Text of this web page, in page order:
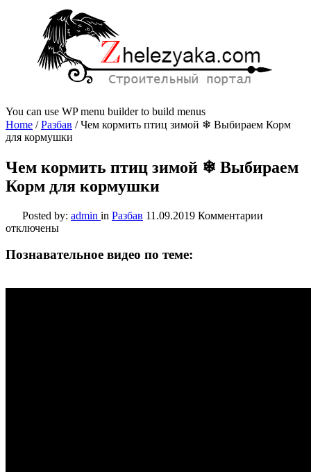
You can use WP menu builder to build menus
Home /Разбав /Чем кормить птиц зимой ❄ Выбираем Корм
для кормушки
Чем кормить птиц зимой ❄ Выбираем
Корм для кормушки
Posted by: admin in Разбав 11.09.2019 Комментарии
❄
отключены
Познавательное видео по теме: